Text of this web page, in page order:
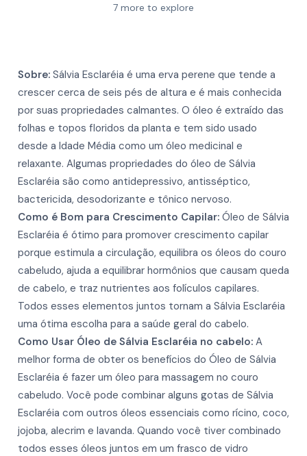
More
More
More
More
7 more to explore
Sobre: Sálvia Esclaréia é uma erva perene que tende a
crescer cerca de seis pés de altura e é mais conhecida
por suas propriedades calmantes. O óleo é extraído das
folhas e topos floridos da planta e tem sido usado
desde a Idade Média como um óleo medicinal e
relaxante. Algumas propriedades do óleo de Sálvia
Esclaréia são como antidepressivo, antisséptico,
bactericida, desodorizante e tônico nervoso.
Como é Bom para Crescimento Capilar: Óleo de Sálvia
Esclaréia é ótimo para promover crescimento capilar
porque estimula a circulação, equilibra os óleos do couro
cabeludo, ajuda a equilibrar hormônios que causam queda
de cabelo, e traz nutrientes aos folículos capilares.
Todos esses elementos juntos tornam a Sálvia Esclaréia
uma ótima escolha para a saúde geral do cabelo.
Como Usar Óleo de Sálvia Esclaréia no cabelo: A
melhor forma de obter os benefícios do Óleo de Sálvia
Esclaréia é fazer um óleo para massagem no couro
cabeludo. Você pode combinar alguns gotas de Sálvia
Esclaréia com outros óleos essenciais como rícino, coco,
jojoba, alecrim e lavanda. Quando você tiver combinado
todos esses óleos juntos em um frasco de vidro